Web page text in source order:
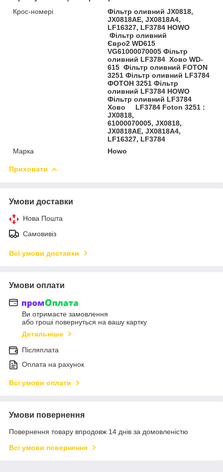
Крос-номері
Фільтр оливний JX0818,
JX0818AE, JX0818A4,
LF16327, LF3784 HOWO
Фільтр оливний
Євро2 WD615
VG61000070005 Фільтр
оливний LF3784 Хово WD-
615 Фільтр оливний FOTON
3251 Фільтр оливний LF3784
ФОТОН 3251 Фільтр
оливний LF3784 HOWO
Фільтр оливний LF3784
Хово LF3784 Foton 3251 :
JX0818,
61000070005, JX0818,
JX0818AE, JX0818A4,
LF16327, LF3784
Марка
Howo
Приховати
Умови доставки
Нова Пошта
Самовивіз
Всі умови доставки
Умови оплати
Ви отримаєте замовлення
або гроші повернуться на вашу картку
Детальніше
Післяплата
Оплата на рахунок
Всі умови оплати
Умови повернення
Повернення товару впродовж 14 днів за домовленістю
Всі умови повернення